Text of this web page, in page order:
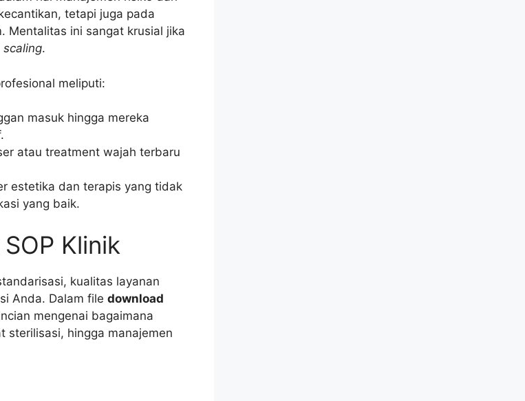
tetapi juga pada
Mentalitas ini sangat krusial jika
scaling.
meliputi:
masuk hingga mereka
atau treatment wajah terbaru
estetika dan terapis yang tidak
yang baik.
Klinik
kualitas layanan
Anda. Dalam file download
mengenai bagaimana
sterilisasi, hingga manajemen